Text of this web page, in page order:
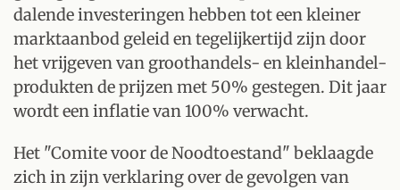
dalende investeringen hebben tot een kleiner
marktaanbod geleid en tegelijkertijd zijn door
het vrijgeven van groothandels- en kleinhandel-
produkten de prijzen met 50% gestegen. Dit jaar
wordt een inflatie van 100% verwacht.
Het "Comite voor de Noodtoestand" beklaagde
zich in zijn verklaring over de gevolgen van